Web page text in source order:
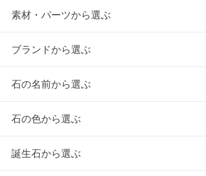
素材・パーツから選ぶ
ブランドから選ぶ
石の名前から選ぶ
石の色から選ぶ
誕生石から選ぶ